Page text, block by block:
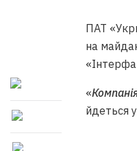
ПАТ
на
«
йдеться